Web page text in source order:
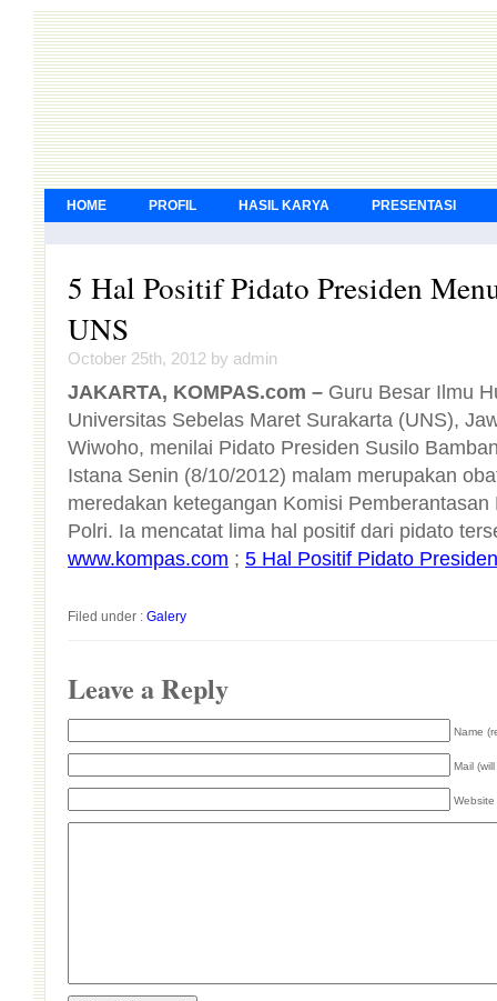
HOME PROFIL HASIL KARYA PRESENTASI
5 Hal Positif Pidato Presiden
UNS
October 25th, 2012 by admin
JAKARTA, KOMPAS.com – Guru Besar Ilmu
Universitas Sebelas Maret
Wiwoho, menilai Pidato
Istana Senin (8/10/2012)
meredakan ketegangan Komisi
Polri. Ia mencatat lima hal positif dari pidato
www.kompas.com ; 5 Hal Positif Pidato
Filed under : Galery
Leave a Reply
Name
Mail
Website